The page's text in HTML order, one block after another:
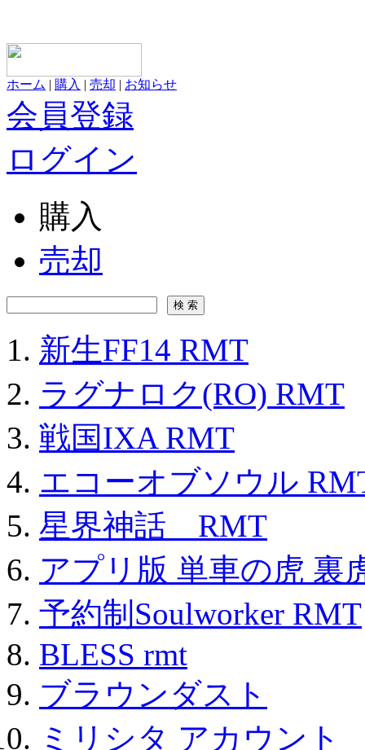
ホーム | 購入 | 売却 | お知らせ
会員登録
ログイン
購入
売却
新生FF14 RMT
ラグナロク(RO) RMT
戦国IXA RMT
エコーオブソウル
星界神話 RMT
アプリ版 単車の虎 裏
予約制Soulworker RMT
BLESS rmt
ブラウンダスト
ミリシタ アカウント